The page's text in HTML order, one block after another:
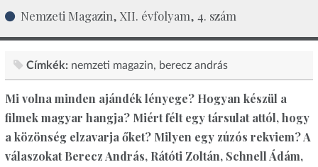
Nemzeti Magazin, XII. évfolyam, 4. szám
Címkék: nemzeti magazin berecz andrás
Mi volna minden ajándék lényege? Hogyan készül a
filmek magyar hangja? Miért félt egy társulat attól, hogy
a közönség elzavarja őket? Milyen egy zúzós rekviem? A
válaszokat Berecz András, Rátóti Zoltán, Schnell Ádám,